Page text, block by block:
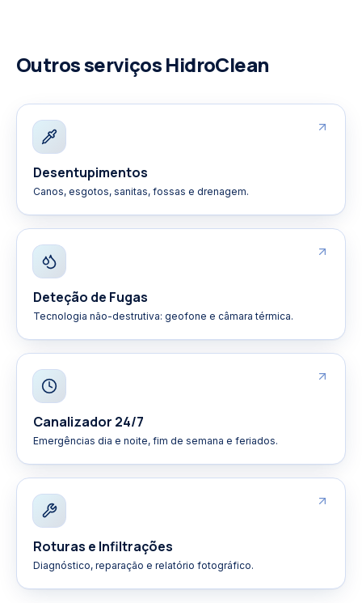
Outros serviços HidroClean
Desentupimentos
Canos, esgotos, sanitas, fossas e drenagem.
Deteção de Fugas
Tecnologia não-destrutiva: geofone e câmara térmica.
Canalizador 24/7
Emergências dia e noite, fim de semana e feriados.
Roturas e Infiltrações
Diagnóstico, reparação e relatório fotográfico.